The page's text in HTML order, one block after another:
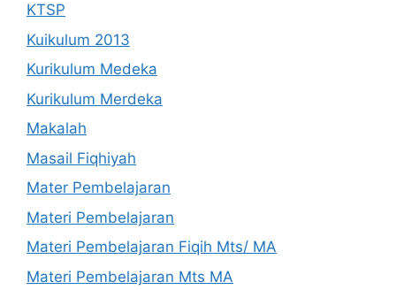
KTSP
Kuikulum 2013
Kurikulum Medeka
Kurikulum Merdeka
Makalah
Masail Fiqhiyah
Mater Pembelajaran
Materi Pembelajaran
Materi Pembelajaran Fiqih Mts/ MA
Materi Pembelajaran Mts MA